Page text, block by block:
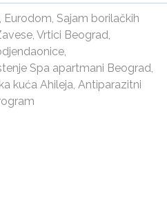
Eurodom Sajam borilačkih
, Vrtici Beograd
,
Spa apartmani Beograd
kuća Ahileja Antiparazitni